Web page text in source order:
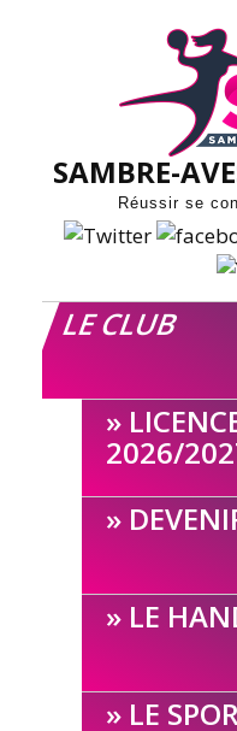
SAMBRE-
Réussir se
LE CLUB
2026/
LE
LE